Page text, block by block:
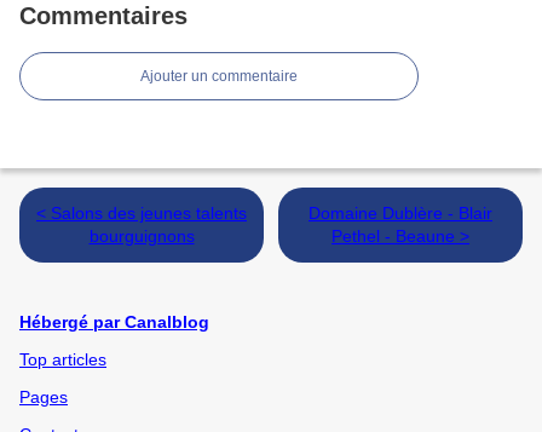
Commentaires
Ajouter un commentaire
< Salons des jeunes talents
bourguignons
Domaine Dublère - Blair
Pethel - Beaune >
Hébergé par Canalblog
Top articles
Pages